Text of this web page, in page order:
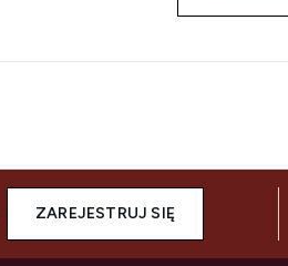
ZAREJESTRUJ SIĘ